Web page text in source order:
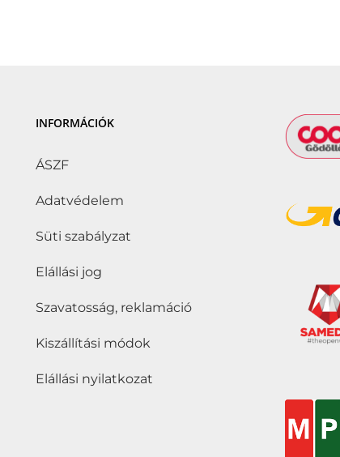
INFORMÁCIÓK
ÁSZF
Adatvédelem
Süti szabályzat
Elállási jog
Szavatosság, reklamáció
Kiszállítási módok
Elállási nyilatkozat